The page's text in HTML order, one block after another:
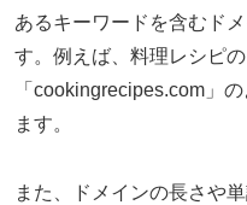
あるキーワードを含むド
す。例えば、料理レシピ
「cookingrecipes.com」
ます。
また、ドメインの長さや